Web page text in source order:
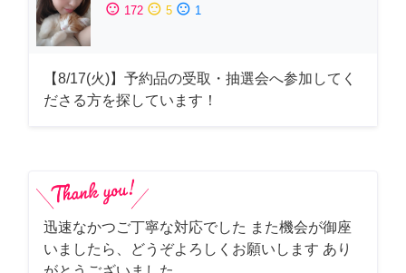
sentiment_satisfied 172 sentiment_neutral 5 sentiment_dissatisfied 1
【8/17(火)】予約品の受取・抽選会へ参加してく
ださる方を探しています！
迅速なかつご丁寧な対応でした また機会が御座
いましたら、どうぞよろしくお願いします あり